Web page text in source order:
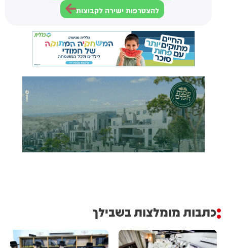
להצטרפות ישירה לקבוצות
כתבות מומלצות בשבילך